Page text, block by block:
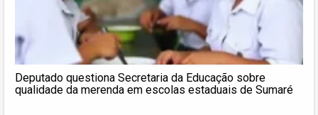
Deputado questiona Secretaria da Educação sobre
qualidade da merenda em escolas estaduais de Sumaré